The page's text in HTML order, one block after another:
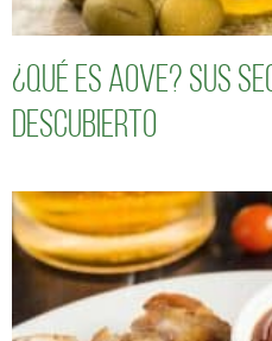
¿Qué es AOVE? Sus
descubierto